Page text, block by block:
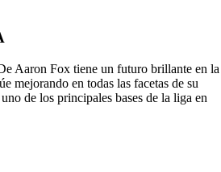
Aaron Fox tiene un futuro brillante en la
mejorando en todas las facetas de su
de los principales bases de la liga en